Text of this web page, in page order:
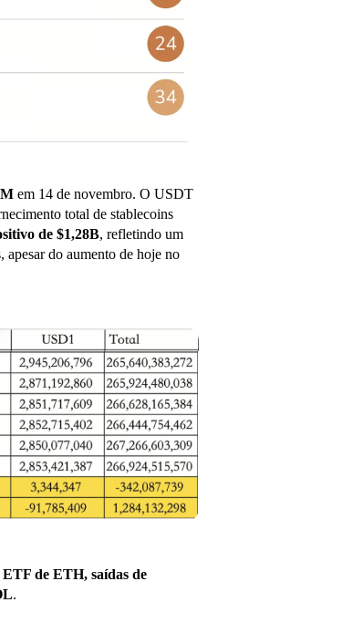
em 14 de novembro. O USDT
total de stablecoins
de $1,28B, refletindo um
apesar do aumento de hoje no
de ETH, saídas de
.